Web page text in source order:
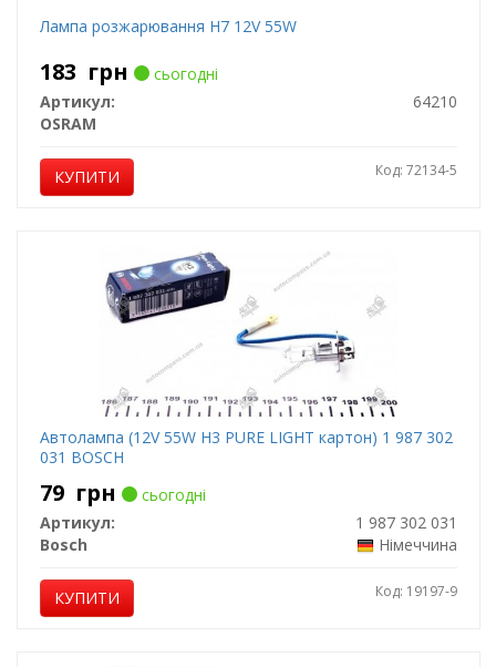
Лампа розжарювання H7 12V 55W
183 грн
сьогодні
Артикул:
64210
OSRAM
КУПИТИ Код: 72134-5
Автолампа (12V 55W H3 PURE LIGHT картон) 1 987 302
031 BOSCH
79 грн
сьогодні
Артикул:
1 987 302 031
Bosch
Німеччина
КУПИТИ Код: 19197-9